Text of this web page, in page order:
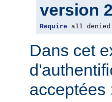
version
Require all denied
Dans cet
acceptées